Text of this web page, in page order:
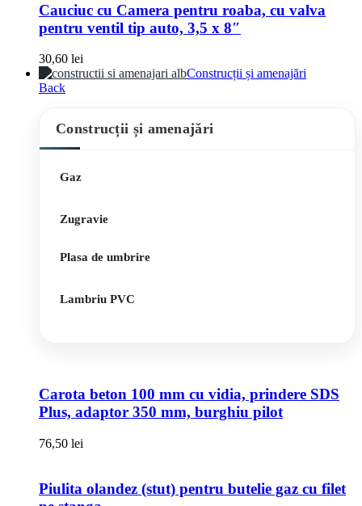
Cauciuc cu Camera pentru roaba, cu valva
pentru ventil tip auto, 3,5 x 8″
30,60 lei
Construcții și amenajări
Back
Construcții și amenajări
Gaz
Zugravie
Plasa de umbrire
Lambriu PVC
Carota beton 100 mm cu vidia, prindere SDS
Plus, adaptor 350 mm, burghiu pilot
76,50 lei
Piulita olandez (stut) pentru butelie gaz cu filet